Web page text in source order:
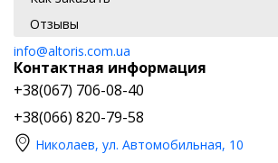
Отзывы
info@altoris.com.ua
Контактная информация
+38(067) 706-08-40
+38(066) 820-79-58
Николаев, ул. Автомобильная, 10